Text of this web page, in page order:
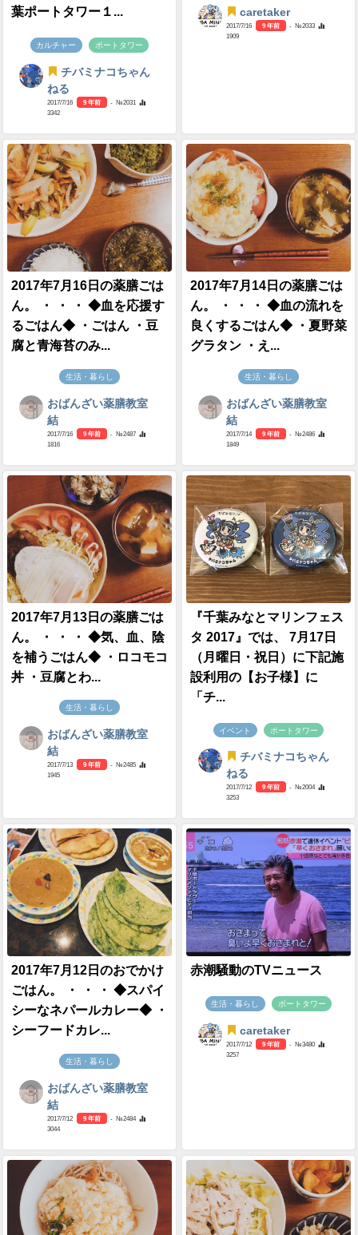
葉ポートタワー１...
カルチャー ポートタワー
チバミナコちゃん
ねる
2017/7/16 9 年前
- №2031
3342
caretaker
2017/7/16 9 年前
- №2033
1909
2017年7月16日の薬膳ごは
ん。 ・ ・ ・ ◆血を応援す
るごはん◆ ・ごはん ・豆
腐と青海苔のみ...
生活・暮らし
おばんざい薬膳教室
結
2017/7/16 9 年前
- №2487
1816
2017年7月14日の薬膳ごは
ん。 ・ ・ ・ ◆血の流れを
良くするごはん◆ ・夏野菜
グラタン ・え...
生活・暮らし
おばんざい薬膳教室
結
2017/7/14 9 年前
- №2486
1849
2017年7月13日の薬膳ごは
ん。 ・ ・ ・ ◆気、血、陰
を補うごはん◆ ・ロコモコ
丼 ・豆腐とわ...
生活・暮らし
おばんざい薬膳教室
結
2017/7/13 9 年前
- №2485
1945
『千葉みなとマリンフェス
タ 2017』では、 7月17日
（月曜日・祝日）に下記施
設利用の【お子様】に
「チ...
イベント ポートタワー
チバミナコちゃん
ねる
2017/7/12 9 年前
- №2004
3253
2017年7月12日のおでかけ
ごはん。 ・ ・ ・ ◆スパイ
シーなネパールカレー◆ ・
シーフードカレ...
生活・暮らし
おばんざい薬膳教室
結
2017/7/12 9 年前
- №2484
3044
赤潮騒動のTVニュース
生活・暮らし ポートタワー
caretaker
2017/7/12 9 年前
- №3480
3257